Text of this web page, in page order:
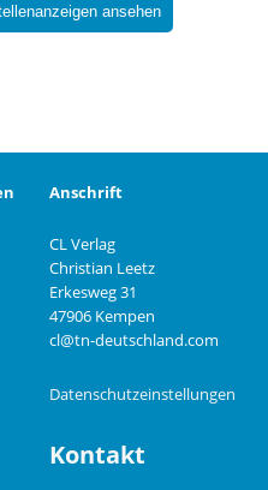
ansehen
Anschrift
CL Verlag
Christian Leetz
Erkesweg 31
47906 Kempen
cl@tn-deutschland.com
Datenschutzeinstellungen
Kontakt